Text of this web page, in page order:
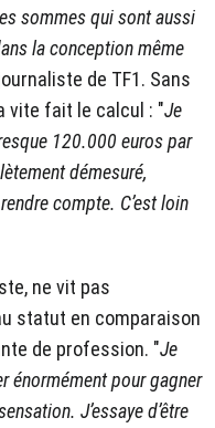
sommes qui sont aussi
la conception même
de TF1. Sans
vite fait le calcul : "Je
120.000 euros par
démesuré,
compte. C’est loin
ne vit pas
statut en comparaison
de profession. "Je
énormément pour gagner
J’essaye d’être